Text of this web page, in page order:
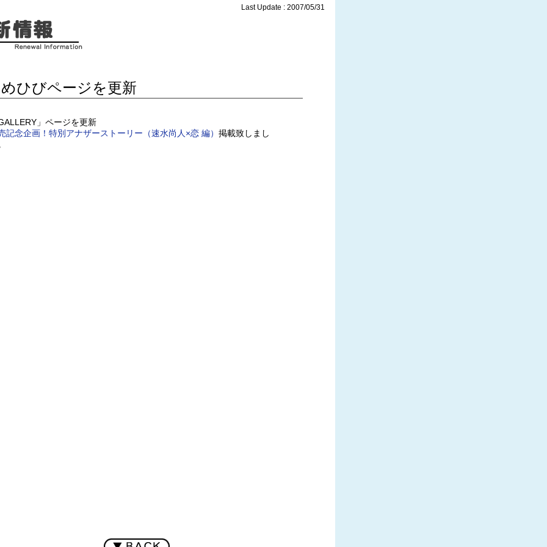
Last Update : 2007/05/31
ひびページを更新
GALLERY」ページを更新
記念企画！特別アナザーストーリー（速水尚人×恋 編） 掲載致しまし